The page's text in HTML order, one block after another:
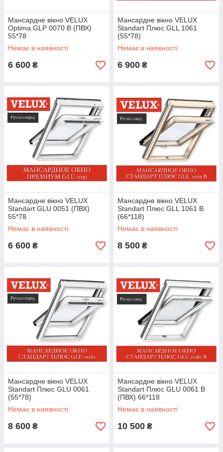
Мансардне вікно VELUX
Optima GLP 0070 В (ПВХ)
55*78
Немає в наявності
6 600 ₴
Мансардне вікно VELUX
Standart Плюс GLL 1061
(55*78)
Немає в наявності
6 900 ₴
Мансардне вікно VELUX
Standart GLU 0051 (ПВХ)
55*78
Немає в наявності
6 600 ₴
Мансардне вікно VELUX
Standart Плюс GLL 1061 В
(66*118)
Немає в наявності
8 500 ₴
Мансардне вікно VELUX
Standart Плюс GLU 0061
(55*78)
Немає в наявності
8 600 ₴
Мансардне вікно VELUX
Standart Плюс GLU 0061 В
(ПВХ) 66*118
Немає в наявності
10 500 ₴